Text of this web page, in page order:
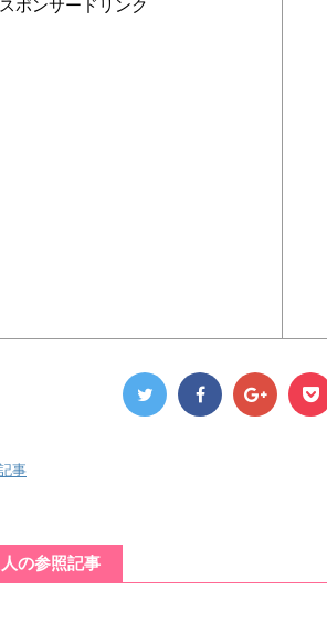
スポンサードリンク
事
の参照記事